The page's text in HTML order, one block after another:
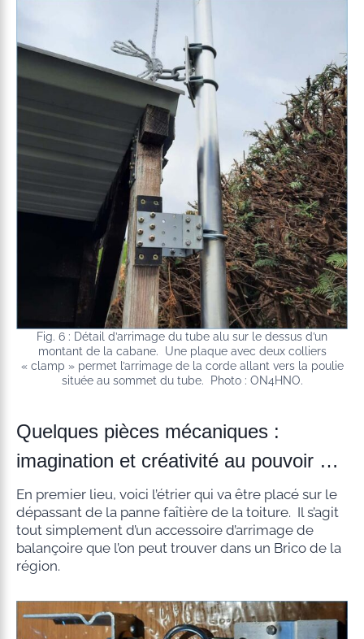
Fig. 6 : Détail d’arrimage du tube alu sur le dessus d’un
montant de la cabane. Une plaque avec deux colliers
« clamp » permet l’arrimage de la corde allant vers la poulie
située au sommet du tube. Photo : ON4HNO.
Quelques pièces mécaniques :
imagination et créativité au pouvoir …
En premier lieu, voici l’étrier qui va être placé sur le
dépassant de la panne faîtière de la toiture. Il s’agit
tout simplement d’un accessoire d’arrimage de
balançoire que l’on peut trouver dans un Brico de la
région.